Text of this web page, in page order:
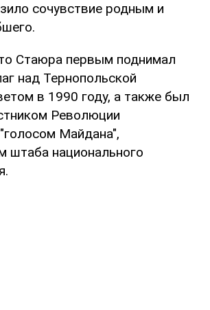
сочувствие родным и
Стаюра первым поднимал
над Тернопольской
в 1990 году, а также был
Революции
Майдана",
штаба национального